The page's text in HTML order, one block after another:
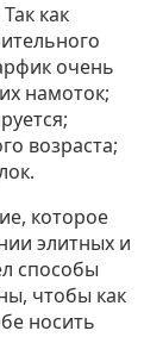
как
очень
намоток;
возраста;
которое
элитных и
способы
чтобы как
носить